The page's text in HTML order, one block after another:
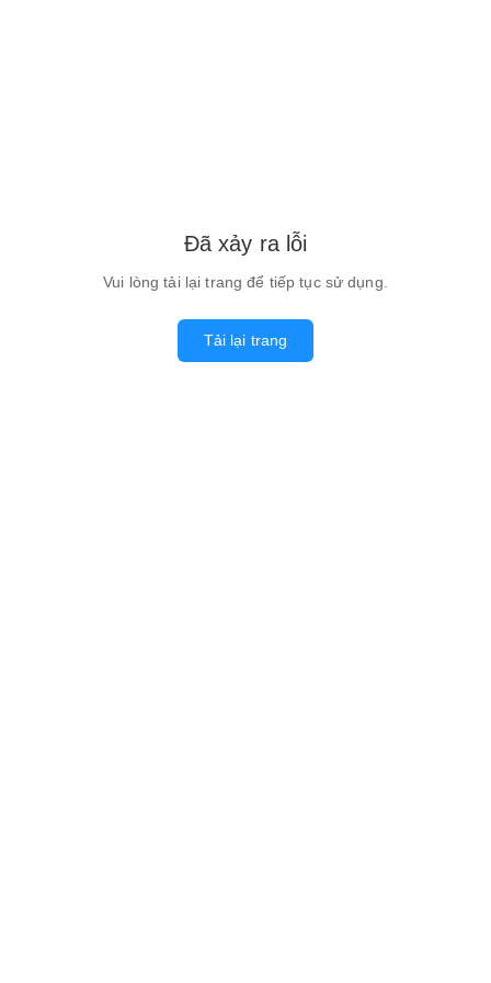
Đã xảy ra lỗi
Vui lòng tải lại trang để tiếp tục sử dụng.
Tải lại trang